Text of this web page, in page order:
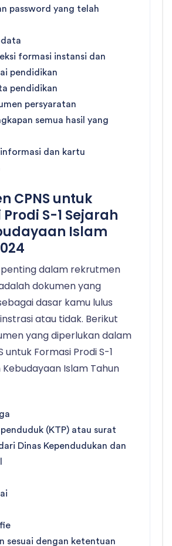
password yang telah
formasi instansi dan
pendidikan
pendidikan
persyaratan
semua hasil yang
dan kartu
CPNS untuk
S-1 Sejarah
Islam
dalam rekrutmen
dokumen yang
dasar kamu lulus
atau tidak. Berikut
yang diperlukan dalam
untuk Formasi Prodi S-1
Islam Tahun
(KTP) atau surat
Dinas Kependudukan dan
sesuai dengan ketentuan